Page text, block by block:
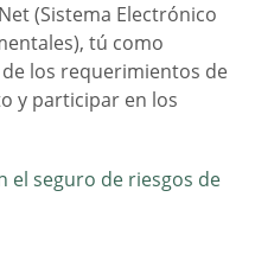
(Sistema Electrónico
tú como
los requerimientos de
y participar en los
el seguro de riesgos de